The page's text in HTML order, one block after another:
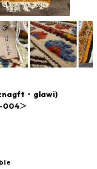
・glawi)
004＞